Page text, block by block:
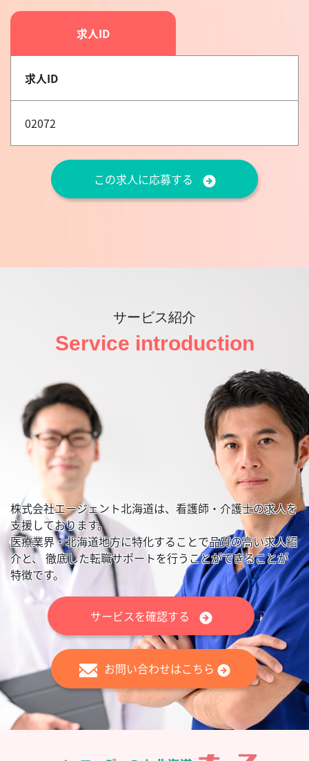
求人ID
求人ID
02072
この求人に応募する
サービス紹介
Service introduction
株式会社エージェント北海道は、看護師・介護士の求人を
支援しております。
医療業界・北海道地方に特化することで品質の高い求人紹
介と、 徹底した転職サポートを行うことができることが
特徴です。
サービスを確認する
お問い合わせはこちら